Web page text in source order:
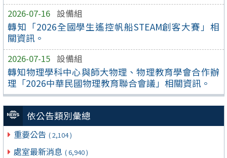
2026-07-16 設備組
轉知「2026全國學生遙控帆船STEAM創客大賽」相
關資訊。
2026-07-15 設備組
轉知物理學科中心與師大物理、物理教育學會合作辦
理「2026中華民國物理教育聯合會議」相關資訊。
依公告類別彙總
重要公告 ( 2,104 )
處室最新消息 ( 6,940 )